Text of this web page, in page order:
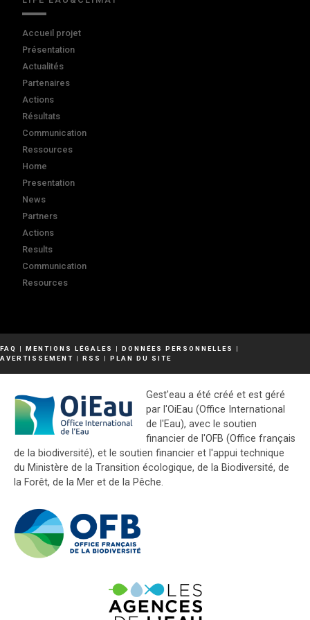
Accueil projet
Présentation
Actualités
Partenaires
Actions
Résultats
Communication
Ressources
Home
Presentation
News
Partners
Actions
Results
Communication
Resources
FAQ | MENTIONS LÉGALES | DONNÉES PERSONNELLES
|
AVERTISSEMENT | RSS | PLAN DU SITE
Gest'eau a été créé et est géré
par l'OiEau (Office International
de l'Eau), avec le soutien
financier de l'OFB (Office français
de la biodiversité), et le soutien financier et l'appui technique
du Ministère de la Transition écologique, de la Biodiversité, de
la Forêt, de la Mer et de la Pêche.